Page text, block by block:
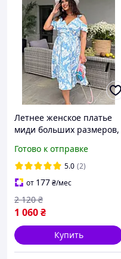
Летнее женское платье
миди больших размеров,
платье на каждый день
батал софт
Готово к отправке
5.0 (2)
от 177₴/мес
1 060₴
2 120 ₴
Купить